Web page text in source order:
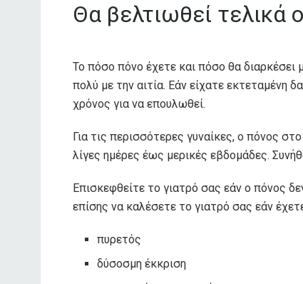
Θα βελτιωθεί τελικά
Το πόσο πόνο έχετε και πόσο θα διαρκέσει
πολύ με την αιτία. Εάν είχατε εκτεταμένη
χρόνος για να επουλωθεί.
Για τις περισσότερες γυναίκες, ο πόνος
λίγες ημέρες έως μερικές εβδομάδες.
Επισκεφθείτε το γιατρό σας εάν ο πόνος
επίσης να καλέσετε το γιατρό σας εάν
πυρετός
δύσοσμη έκκριση